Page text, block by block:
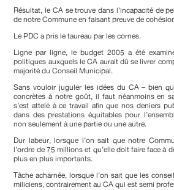
Résultat, le CA se trouve dans l’incapacité de
de notre Commune en faisant preuve de
Le PDC a pris le taureau par les cornes.
Ligne par ligne, le budget 2005 a été
politiques auxquels le CA aurait dû se livrer
majorité du Conseil Municipal.
Sans vouloir juguler les idées du CA – bien
concrètes à notre goût, il faut néanmoins en
s’est attelé à ce travail afin que nos deniers
dans des prestations équitables pour
non seulement à une partie ou une autre.
Dur labeur, lorsque l’on sait que notre
l’ordre de 75 millions et qu’elle doit faire face à
plus en plus importants.
Tâche acharnée, lorsque l’on sait que les
miliciens, contrairement au CA qui est semi